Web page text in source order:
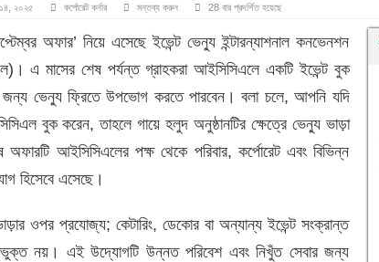
১৪, ২০২৫ কর্পোরেট কর্নার মন্তব্য করুন 28 বার প্রদর্শিত হয়েছে
অফার’ নিয়ে এসেছে ইভেন্ট ভেন্যু ইন্টারন্যাশনাল কনভেনশন
এ মাসের শেষ পর্যন্ত গ্রাহকরা আইসিসিএলে একটি ইভেন্ট বুক
জন্য ভেন্যু ফ্রিতে উপভোগ করতে পারবেন। বলা চলে, আপনি যদি
বুক করেন, তাহলে গায়ে হলুদ অনুষ্ঠানটির ক্ষেত্রে ভেন্যু ভাড়া
আইসিসিএলের পক্ষ থেকে পরিবার, কর্পোরেট এবং বিভিন্ন
হিসেবে এসেছে।
ওপর প্রযোজ্য; কেটারিং, ডেকোর বা অন্যান্য ইভেন্ট সংক্রান্ত
নয়। এই উদ্যোগটি উন্নত পরিবেশ এবং নিখুঁত সেবার জন্য